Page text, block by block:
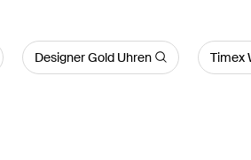
Designer Gold Uhren Timex